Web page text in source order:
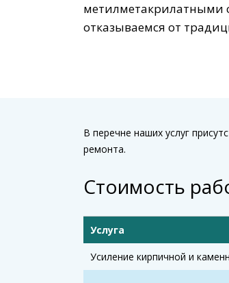
метилметакрилатными
отказываемся от
В перечне наших услуг
ремонта.
Стоимость
Услуга
Усиление кирпичной и